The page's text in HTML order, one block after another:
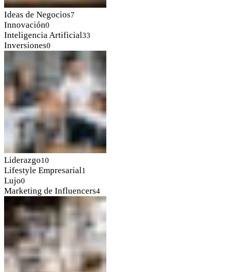
Ideas de Negocios7
Innovación0
Inteligencia Artificial33
Inversiones0
Liderazgo10
Lifestyle Empresarial1
Lujo0
Marketing de Influencers4